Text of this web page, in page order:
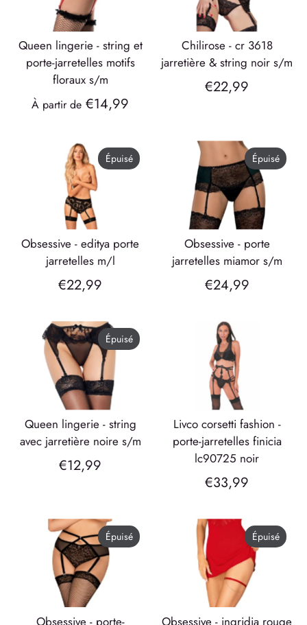
queen lingerie - string et
porte-jarretelles motifs
floraux s/m
À partir de €14,99
chilirose - cr 3618
jarretière & string noir s/m
€22,99
obsessive - editya porte
jarretelles m/l
€22,99
Épuisé
obsessive - porte
jarretelles miamor s/m
€24,99
Épuisé
queen lingerie - string
avec jarretière noire s/m
€12,99
Épuisé
livco corsetti fashion -
porte-jarretelles finicia
lc90725 noir
€33,99
obsessive - porte-
Épuisé
obsessive - ingridia rouge
Épuisé